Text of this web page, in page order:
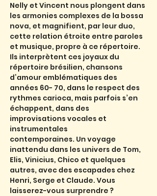
Nelly et Vincent nous plongent dans
les armonies complexes de la bossa
nova, et magnifient, par leur duo,
cette relation étroite entre paroles
et musique, propre à ce répertoire.
Ils interprètent ces joyaux du
répertoire brésilien, chansons
d’amour emblématiques des
années 60- 70, dans le respect des
rythmes carioca, mais parfois s’en
échappent, dans des
improvisations vocales et
instrumentales
contemporaines. Un voyage
inattendu dans les univers de Tom,
Elis, Vinicius, Chico et quelques
autres, avec des escapades chez
Henri, Serge et Claude. Vous
laisserez-vous surprendre ?